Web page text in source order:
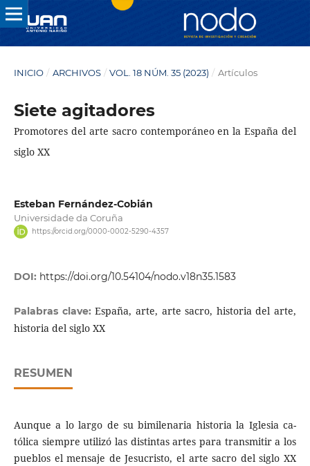
INICIO / ARCHIVOS / VOL. 18 NÚM. 35 (2023) / Artículos
Siete agitadores
Promotores del arte sacro contemporáneo en la España del
siglo XX
Esteban Fernández-Cobián
Universidade da Coruña
https://orcid.org/0000-0002-5290-4357
DOI: https://doi.org/10.54104/nodo.v18n35.1583
Palabras clave:España, arte, arte sacro, historia del arte,
historia del siglo XX
RESUMEN
Aunque a lo largo de su bimilenaria historia la Iglesia ca­
tólica siempre utilizó las distintas artes para transmitir a los
pueblos el mensaje de Jesucristo, el arte sacro del siglo XX